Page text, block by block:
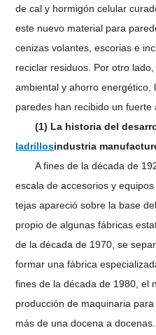
de cal y hormigón celular
este nuevo material para
cenizas volantes, escorias e
reciclar residuos. Por otro
ambiental y ahorro energético,
paredes han recibido un fuerte
(1) La historia del
ladrillosindustria
A fines de la década de
escala de accesorios y
tejas apareció sobre la base
propio de algunas fábricas
de la década de 1970, se
formar una fábrica
fines de la década de 1980, el
producción de maquinaria
más de una docena a